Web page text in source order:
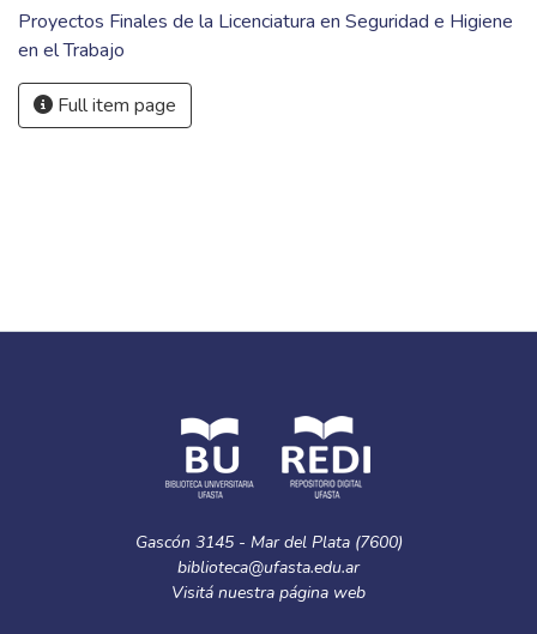
Proyectos Finales de la Licenciatura en Seguridad e Higiene
en el Trabajo
Full item page
Gascón 3145 - Mar del Plata (7600)
biblioteca@ufasta.edu.ar
Visitá nuestra página web